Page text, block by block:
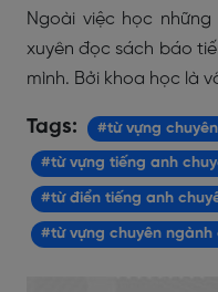
Ngoài việc học
xuyên đọc sách báo
mình. Bởi khoa học là
Tags: #từ vựng
#từ vựng tiếng anh
#từ điển tiếng anh
#từ vựng chuyên ngành